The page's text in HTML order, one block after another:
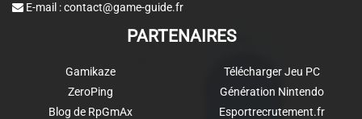
E-mail :contact@game-guide.fr
PARTENAIRES
Gamikaze
ZeroPing
Blog de RpGmAx
Télécharger Jeu PC
Génération Nintendo
Esportrecrutement.fr